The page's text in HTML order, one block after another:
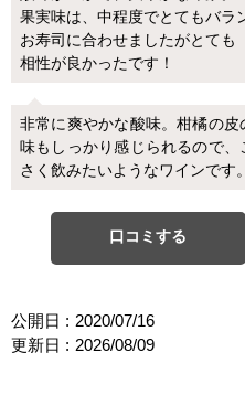
果実味は、中程度でとてもバラ
お寿司に合わせましたがとても
相性が良かったです！
非常に爽やかな酸味。柑橘の
味もしっかり感じられるので、
さく飲みたいようなワインです。
口コミする
公開日 : 2020/07/16
更新日 : 2026/08/09